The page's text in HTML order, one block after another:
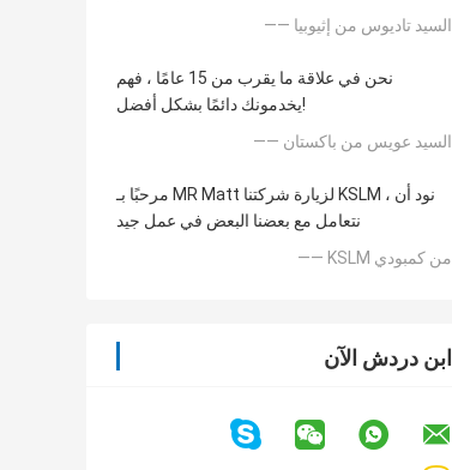
—— السيد تاديوس من إثيوبيا
نحن في علاقة ما يقرب من 15 عامًا ، فهم
يخدمونك دائمًا بشكل أفضل!
—— السيد عويس من باكستان
مرحبًا بـ MR Matt لزيارة شركتنا KSLM ، نود أن
نتعامل مع بعضنا البعض في عمل جيد
—— KSLM من كمبودي
ابن دردش الآن